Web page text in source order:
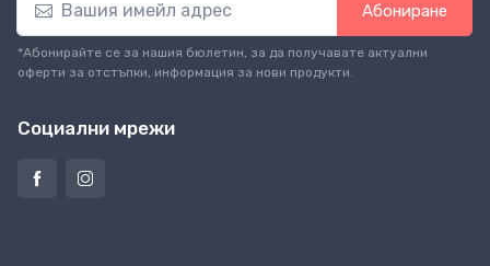
Абониране
*Абонирайте се за нашия бюлетин, за да получавате актуални
оферти за отстъпки, информация за нови продукти.
Социални мрежи